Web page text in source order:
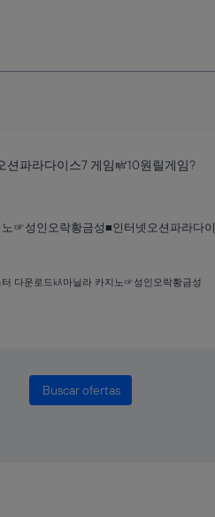
파라다이스7 게임㎨10원릴게임?
☞성인오락황금성■인터넷오션파라다이
다운로드㎄마닐라 카지노☞성인오락황금성